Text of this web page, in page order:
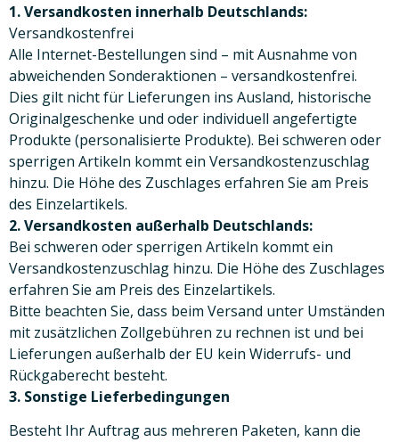
1. Versandkosten innerhalb Deutschlands:
Versandkostenfrei
Alle Internet-Bestellungen sind – mit Ausnahme von
abweichenden Sonderaktionen – versandkostenfrei.
Dies gilt nicht für Lieferungen ins Ausland, historische
Originalgeschenke und oder individuell angefertigte
Produkte (personalisierte Produkte). Bei schweren oder
sperrigen Artikeln kommt ein Versandkostenzuschlag
hinzu. Die Höhe des Zuschlages erfahren Sie am Preis
des Einzelartikels.
2. Versandkosten außerhalb Deutschlands:
Bei schweren oder sperrigen Artikeln kommt ein
Versandkostenzuschlag hinzu. Die Höhe des Zuschlages
erfahren Sie am Preis des Einzelartikels.
Bitte beachten Sie, dass beim Versand unter Umständen
mit zusätzlichen Zollgebühren zu rechnen ist und bei
Lieferungen außerhalb der EU kein Widerrufs- und
Rückgaberecht besteht.
3. Sonstige Lieferbedingungen
Besteht Ihr Auftrag aus mehreren Paketen, kann die